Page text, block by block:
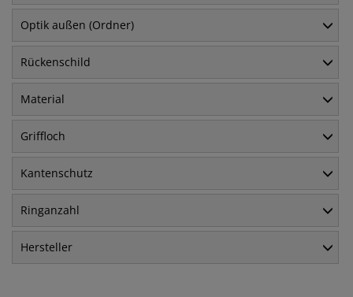
Optik außen (Ordner)
Rückenschild
Material
Griffloch
Kantenschutz
Ringanzahl
Hersteller